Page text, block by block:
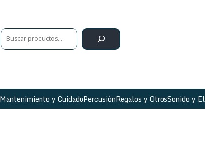
Mantenimiento y CuidadoPercusiónRegalos y OtrosSonido y